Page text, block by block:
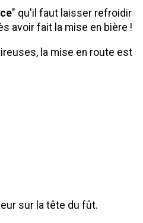
" qu'il faut laisser refroidir
avoir fait la mise en bière !
la mise en route est
sur la tête du fût.